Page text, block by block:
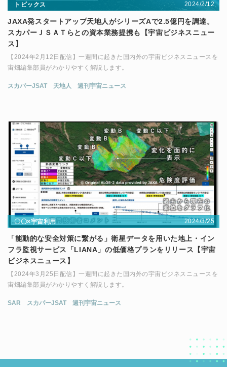
トピックス 2024/2/12
JAXA発スタートアップ天地人がシリーズAで2.5億円を調達。
スカパーＪＳＡＴらとの資本業務提携も【宇宙ビジネスニュー
ス】
【2024年2月12日配信】一週間に起きた国内外の宇宙ビジネスニュースを
宙畑編集部員がわかりやすく解説します。
スカパーJSAT 天地人 週刊宇宙ニュース
〇〇×宇宙利用 2024/3/25
「能動的な安全対策に繋がる」衛星データを用いた地上・イン
フラ監視サービス「LIANA」の低価格プランをリリース【宇宙
ビジネスニュース】
【2024年3月25日配信】一週間に起きた国内外の宇宙ビジネスニュースを
宙畑編集部員がわかりやすく解説します。
SAR スカパーJSAT 週刊宇宙ニュース